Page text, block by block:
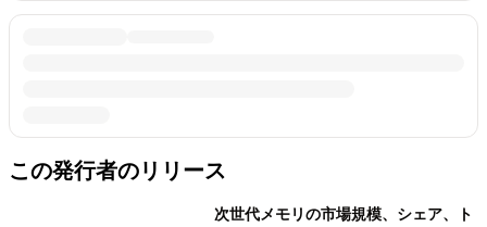
この発行者のリリース
次世代メモリの市場規模、シェア、ト